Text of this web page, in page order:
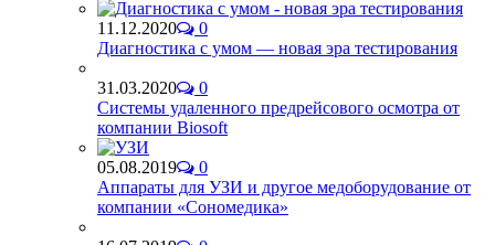
11.12.2020
0
Диагностика с умом — новая эра тестирования
31.03.2020
0
Системы удаленного предрейсового осмотра от
компании Biosoft
05.08.2019
0
Аппараты для УЗИ и другое медоборудование от
компании «Сономедика»